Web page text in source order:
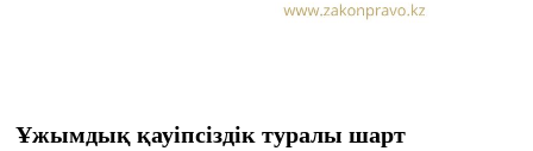
Ұжымдық қауіпсіздік туралы шарт